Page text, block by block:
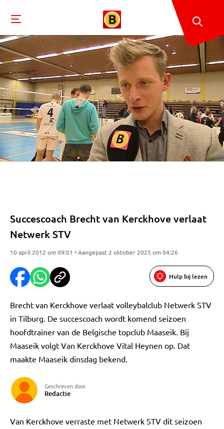
Succescoach Brecht van Kerckhove verlaat
Netwerk STV
10 april 2012 om 09:01 • Aangepast 2 oktober 2025 om 04:26
Hulp bij lezen
Brecht van Kerckhove verlaat volleybalclub Netwerk STV
in Tilburg. De succescoach wordt komend seizoen
hoofdtrainer van de Belgische topclub Maaseik. Bij
Maaseik volgt Van Kerckhove Vital Heynen op. Dat
maakte Maaseik dinsdag bekend.
Geschreven door
Redactie
Van Kerckhove verraste met Netwerk STV dit seizoen